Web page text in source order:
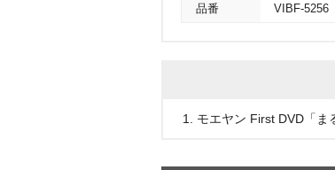
品番 VIBF-5256
1. モエヤン First DVD「ま